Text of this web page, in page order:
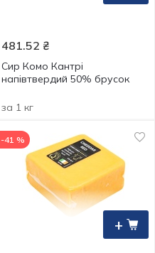
481.52 ₴
Сир Комо Кантрі
напівтвердий 50% брусок
за 1 кг
+
-41 %